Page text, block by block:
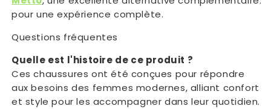
pour une expérience complète.
Questions fréquentes
Quelle est l'histoire de ce produit ?
Ces chaussures ont été conçues pour répondre
aux besoins des femmes modernes, alliant confort
et style pour les accompagner dans leur quotidien.